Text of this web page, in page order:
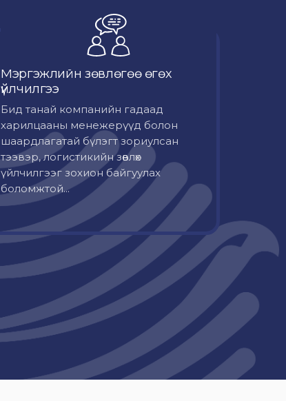
Мэргэжлийн зөвлөгөө өгөх
үйлчилгээ
Бид танай компанийн гадаад
харилцааны менежерүүд болон
шаардлагатай бүлэгт зориулсан
тээвэр, логистикийн зөвлөх
үйлчилгээг зохион байгуулах
боломжтой...